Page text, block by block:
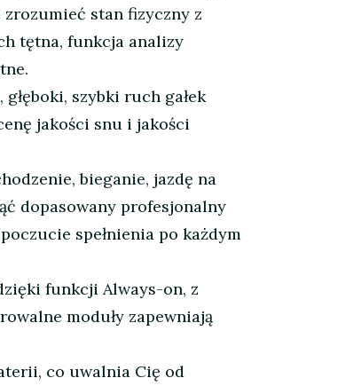
stan fizyczny z
tętna, funkcja analizy
szybki ruch gałek
jakości snu i jakości
bieganie, jazdę na
dopasowany profesjonalny
spełnienia po każdym
funkcji Always-on, z
moduły zapewniają
co uwalnia Cię od